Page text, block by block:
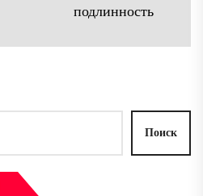
подлинность
Поиск